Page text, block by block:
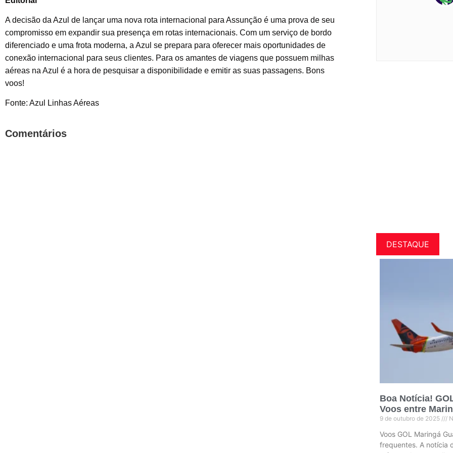
A decisão da Azul de lançar uma nova rota internacional para Assunção é uma prova de seu
compromisso em expandir sua presença em rotas internacionais. Com um serviço de bordo
diferenciado e uma frota moderna, a Azul se prepara para oferecer mais oportunidades de
conexão internacional para seus clientes. Para os amantes de viagens que possuem milhas
aéreas na Azul é a hora de pesquisar a disponibilidade e emitir as suas passagens. Bons
voos!
Fonte: Azul Linhas Aéreas
Comentários
DESTAQUE
Boa Notícia!
Voos entre
9 de outubro de 2025
Voos GOL Maringá
frequentes. A notícia